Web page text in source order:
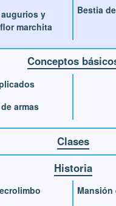
y
marchita
Bestia
Conceptos
armas
Clases
Historia
Mansión